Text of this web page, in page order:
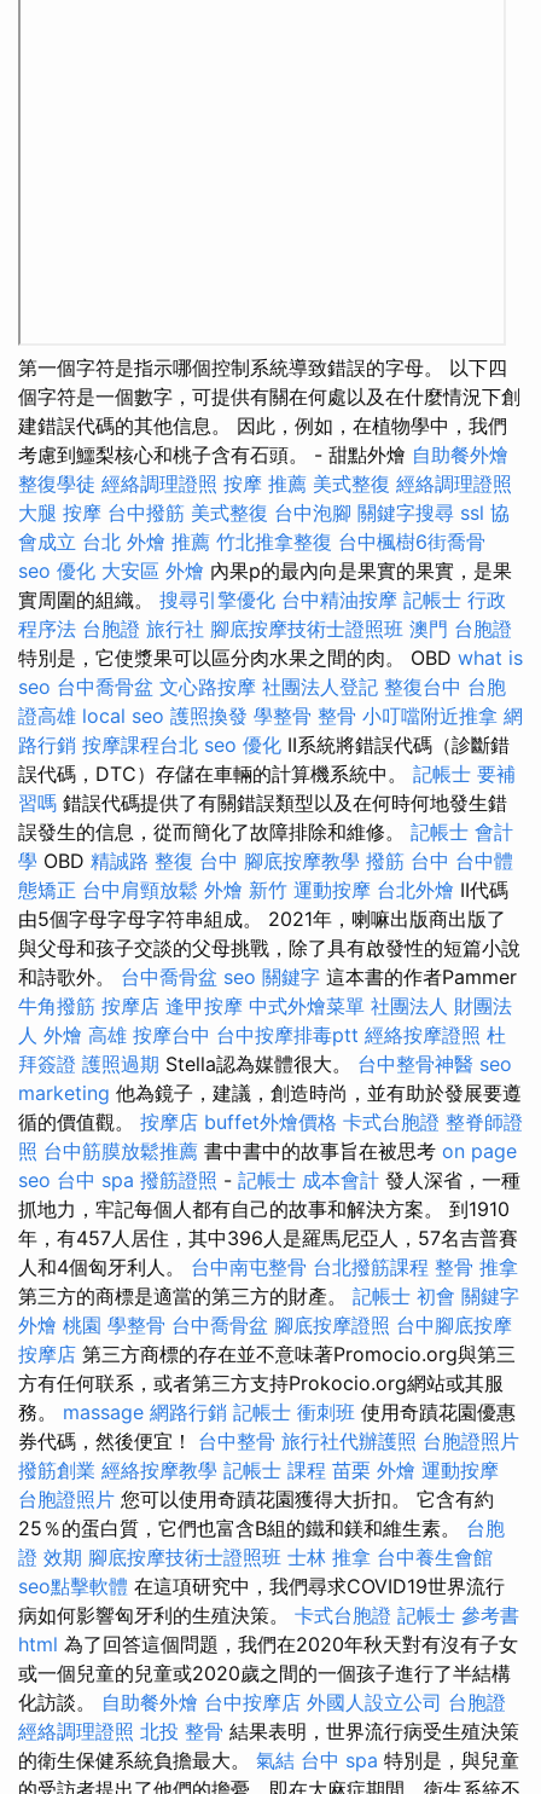
第一個字符是指示哪個控制系統導致錯誤的字母。 以下四
個字符是一個數字，可提供有關在何處以及在什麼情況下創
建錯誤代碼的其他信息。 因此，例如，在植物學中，我們
考慮到鱷梨核心和桃子含有石頭。 - 甜點外燴 自助餐外燴
整復學徒 經絡調理證照 按摩 推薦 美式整復 經絡調理證照
大腿 按摩 台中撥筋 美式整復 台中泡腳 關鍵字搜尋 ssl 協
會成立 台北 外燴 推薦 竹北推拿整復 台中楓樹6街喬骨
seo 優化 大安區 外燴 內果p的最內向是果實的果實，是果
實周圍的組織。 搜尋引擎優化 台中精油按摩 記帳士 行政
程序法 台胞證 旅行社 腳底按摩技術士證照班 澳門 台胞證
特別是，它使漿果可以區分肉水果之間的肉。 OBD what is
seo 台中喬骨盆 文心路按摩 社團法人登記 整復台中 台胞
證高雄 local seo 護照換發 學整骨 整骨 小叮噹附近推拿 網
路行銷 按摩課程台北 seo 優化 II系統將錯誤代碼（診斷錯
誤代碼，DTC）存儲在車輛的計算機系統中。 記帳士 要補
習嗎 錯誤代碼提供了有關錯誤類型以及在何時何地發生錯
誤發生的信息，從而簡化了故障排除和維修。 記帳士 會計
學 OBD 精誠路 整復 台中 腳底按摩教學 撥筋 台中 台中體
態矯正 台中肩頸放鬆 外燴 新竹 運動按摩 台北外燴 II代碼
由5個字母字母字符串組成。 2021年，喇嘛出版商出版了
與父母和孩子交談的父母挑戰，除了具有啟發性的短篇小說
和詩歌外。 台中喬骨盆 seo 關鍵字 這本書的作者Pammer
牛角撥筋 按摩店 逢甲按摩 中式外燴菜單 社團法人 財團法
人 外燴 高雄 按摩台中 台中按摩排毒ptt 經絡按摩證照 杜
拜簽證 護照過期 Stella認為媒體很大。 台中整骨神醫 seo
marketing 他為鏡子，建議，創造時尚，並有助於發展要遵
循的價值觀。 按摩店 buffet外燴價格 卡式台胞證 整脊師證
照 台中筋膜放鬆推薦 書中書中的故事旨在被思考 on page
seo 台中 spa 撥筋證照 - 記帳士 成本會計 發人深省，一種
抓地力，牢記每個人都有自己的故事和解決方案。 到1910
年，有457人居住，其中396人是羅馬尼亞人，57名吉普賽
人和4個匈牙利人。 台中南屯整骨 台北撥筋課程 整骨 推拿
第三方的商標是適當的第三方的財產。 記帳士 初會 關鍵字
外燴 桃園 學整骨 台中喬骨盆 腳底按摩證照 台中腳底按摩
按摩店 第三方商標的存在並不意味著Promocio.org與第三
方有任何联系，或者第三方支持Prokocio.org網站或其服
務。 massage 網路行銷 記帳士 衝刺班 使用奇蹟花園優惠
券代碼，然後便宜！ 台中整骨 旅行社代辦護照 台胞證照片
撥筋創業 經絡按摩教學 記帳士 課程 苗栗 外燴 運動按摩
台胞證照片 您可以使用奇蹟花園獲得大折扣。 它含有約
25％的蛋白質，它們也富含B組的鐵和鎂和維生素。 台胞
證 效期 腳底按摩技術士證照班 士林 推拿 台中養生會館
seo點擊軟體 在這項研究中，我們尋求COVID19世界流行
病如何影響匈牙利的生殖決策。 卡式台胞證 記帳士 參考書
html 為了回答這個問題，我們在2020年秋天對有沒有子女
或一個兒童的兒童或2020歲之間的一個孩子進行了半結構
化訪談。 自助餐外燴 台中按摩店 外國人設立公司 台胞證
經絡調理證照 北投 整骨 結果表明，世界流行病受生殖決策
的衛生保健系統負擔最大。 氣結 台中 spa 特別是，與兒童
的受訪者提出了他們的擔憂，即在大麻症期間，衛生系統不